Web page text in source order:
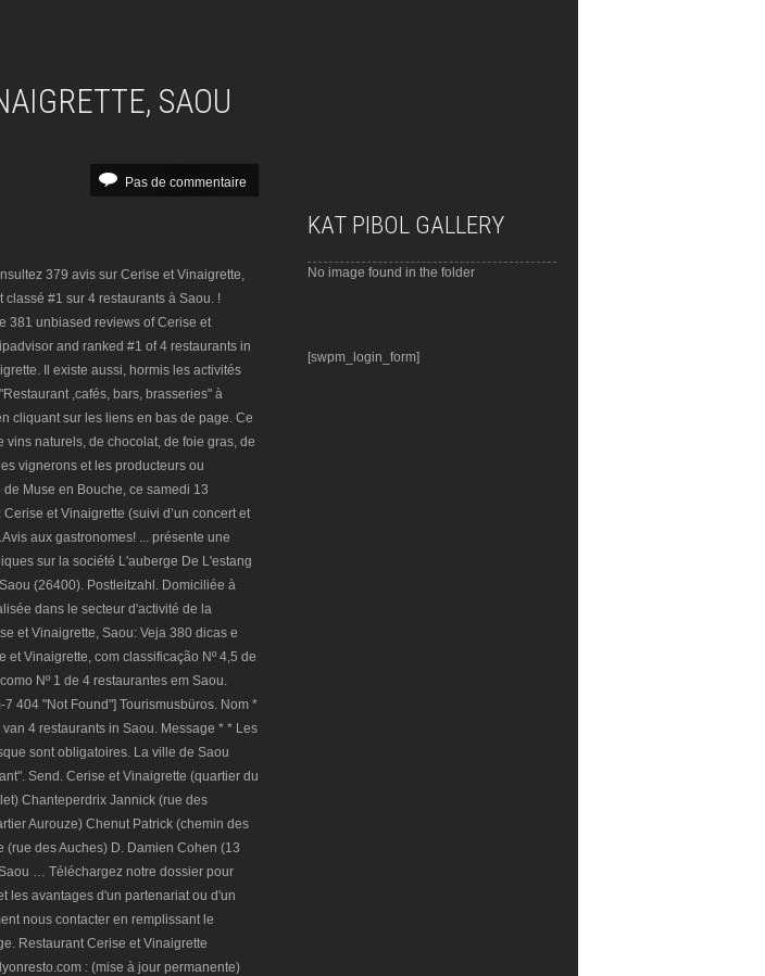
SAOU
Pas de commentaire
379 avis sur Cerise et Vinaigrette,
#1 sur 4 restaurants à Saou. !
381 unbiased reviews of Cerise et
and ranked #1 of 4 restaurants in
Il existe aussi, hormis les activités
,cafés, bars, brasseries" à
cliquant sur les liens en bas de page. Ce
vins naturels, de chocolat, de foie gras, de
vignerons et les producteurs ou
Muse en Bouche, ce samedi 13
et Vinaigrette (suivi d’un concert et
aux gastronomes! ... présente une
sur la société L'auberge De L'estang
(26400). Postleitzahl. Domiciliée à
dans le secteur d'activité de la
et Vinaigrette, Saou: Veja 380 dicas e
Vinaigrette, com classificação Nº 4,5 de
Nº 1 de 4 restaurantes em Saou.
404 "Not Found"] Tourismusbüros. Nom *
4 restaurants in Saou. Message * * Les
sont obligatoires. La ville de Saou
Send. Cerise et Vinaigrette (quartier du
Chanteperdrix Jannick (rue des
Aurouze) Chenut Patrick (chemin des
des Auches) D. Damien Cohen (13
… Téléchargez notre dossier pour
les avantages d'un partenariat ou d'un
nous contacter en remplissant le
Restaurant Cerise et Vinaigrette
: (mise à jour permanente)
KAT PIBOL GALLERY
No image found in the folder
[swpm_login_form]